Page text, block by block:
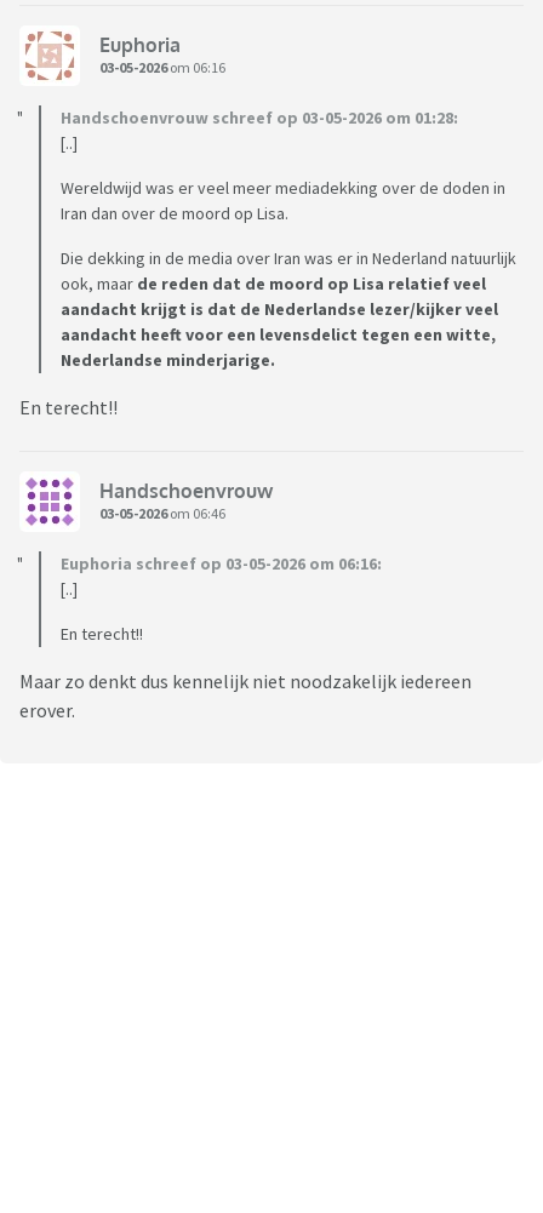
Euphoria
03-05-2026om 06:16
Handschoenvrouw schreef op 03-05-2026 om 01:28:
[..]
Wereldwijd was er veel meer mediadekking over de doden in
Iran dan over de moord op Lisa.
Die dekking in de media over Iran was er in Nederland natuurlijk
ook, maar de reden dat de moord op Lisa relatief veel
aandacht krijgt is dat de Nederlandse lezer/kijker veel
aandacht heeft voor een levensdelict tegen een witte,
Nederlandse minderjarige.
En terecht!!
Handschoenvrouw
03-05-2026om 06:46
Euphoria schreef op 03-05-2026 om 06:16:
[..]
En terecht!!
Maar zo denkt dus kennelijk niet noodzakelijk iedereen
erover.